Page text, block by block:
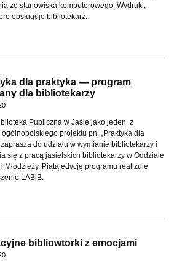
ze stanowiska komputerowego. Wydruki,
obsługuje bibliotekarz.
dla praktyka — program
dla bibliotekarzy
Publiczna w Jaśle jako jeden z
projektu pn. „Praktyka dla
zaprasza do udziału w wymianie bibliotekarzy i
się z pracą jasielskich bibliotekarzy w Oddziale
Młodzieży. Piątą edycję programu realizuje
LABiB.
bibliowtorki z emocjami